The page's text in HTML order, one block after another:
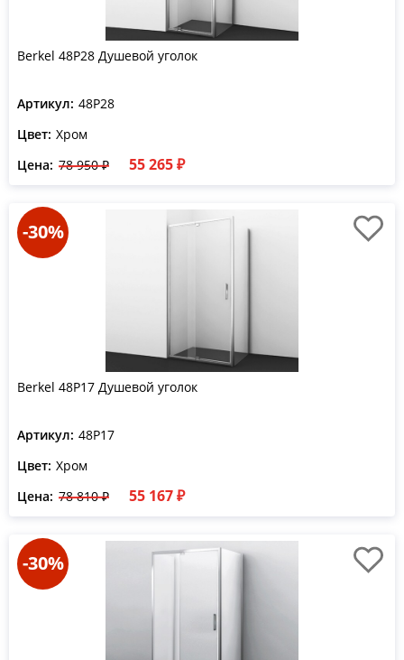
Berkel 48P28 Душевой уголок
Артикул: 48P28
Цвет: Хром
Цена: 78 950 ₽ 55 265 ₽
-30%
Berkel 48P17 Душевой уголок
Артикул: 48P17
Цвет: Хром
Цена: 78 810 ₽ 55 167 ₽
-30%